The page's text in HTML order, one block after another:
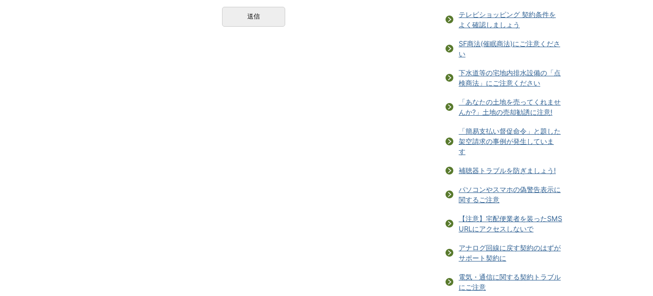
テレビショッピング 契約条件を
よく確認しましょう
SF商法(催眠商法)にご注意くださ
い
下水道等の宅地内排水設備の「点
検商法」にご注意ください
「あなたの土地を売ってくれませ
んか?」土地の売却勧誘に注意!
「簡易支払い督促命令」と題した
架空請求の事例が発生していま
す
補聴器トラブルを防ぎましょう!
パソコンやスマホの偽警告表示に
関するご注意
【注意】宅配便業者を装ったSMS
URLにアクセスしないで
アナログ回線に戻す契約のはずが
サポート契約に
電気・通信に関する契約トラブル
にご注意